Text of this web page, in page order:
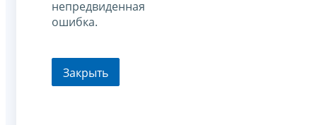
непредвиденная
ошибка.
Закрыть